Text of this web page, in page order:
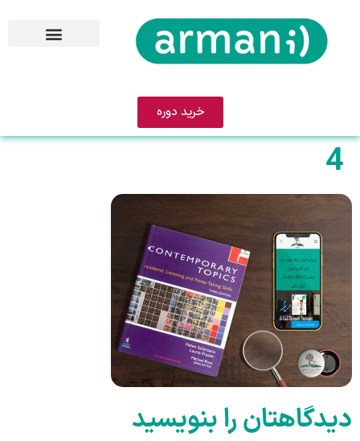
خرید دوره
4
دیدگاهتان را بنویسید